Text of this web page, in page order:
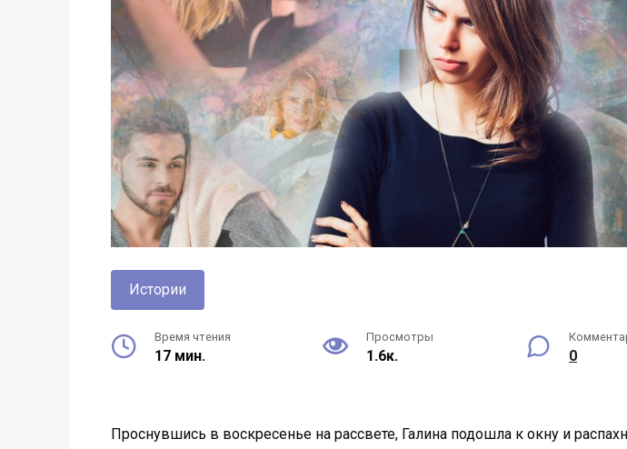
Истории
Время чтения
17 мин.
Просмотры
1.6к. 0
Проснувшись в воскресенье на рассвете, Галина подошла к окну и